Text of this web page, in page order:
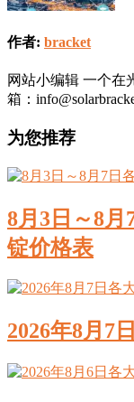
作者: bracket
网站小编辑 一个在
箱：
为您推荐
8月3日～8
锭价格表
2026年8月7